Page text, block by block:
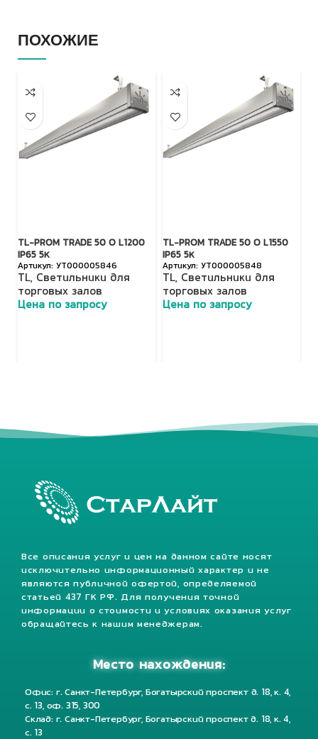
ПОХОЖИЕ
TL-PROM TRADE 50 O L1200
IP65 5К
УТ000005846
TL, Светильники для
торговых залов
Цена по запросу
TL-PROM TRADE 50 O L1550
IP65 5К
УТ000005848
TL, Светильники для
торговых залов
Цена по запросу
Все описания услуг и цен на данном сайте носят
исключительно информационный характер и не
являются публичной офертой, определяемой
статьей 437 ГК РФ. Для получения точной
информации о стоимости и условиях оказания услуг
обращайтесь к нашим менеджерам.
Место нахождения:
Офис: г. Санкт-Петербург, Богатырский проспект д. 18, к. 4,
с. 13, оф. 315, 300
Склад: г. Санкт-Петербург, Богатырский проспект д. 18, к. 4,
с. 13